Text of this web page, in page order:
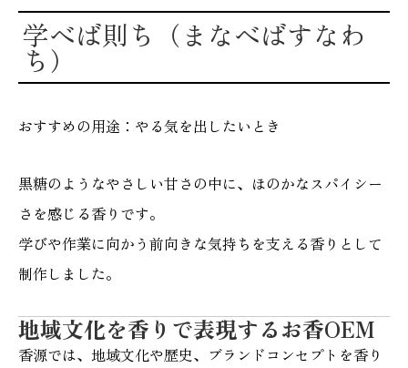
学べば則ち（まなべばすなわ
ち）
おすすめの用途：やる気を出したいとき
黒糖のようなやさしい甘さの中に、ほのかなスパイシー
さを感じる香りです。
学びや作業に向かう前向きな気持ちを支える香りとして
制作しました。
地域文化を香りで表現するお香OEM
香源では、地域文化や歴史、ブランドコンセプトを香り